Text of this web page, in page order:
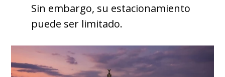
Sin embargo, su estacionamiento
puede ser limitado.